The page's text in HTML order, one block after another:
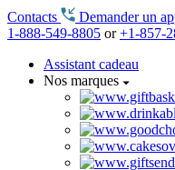
Contacts
Demander un
1-888-549-8805 or+1-857-
Assistant cadeau
Nos marques